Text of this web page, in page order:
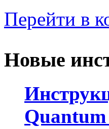
Перейти в
Новые